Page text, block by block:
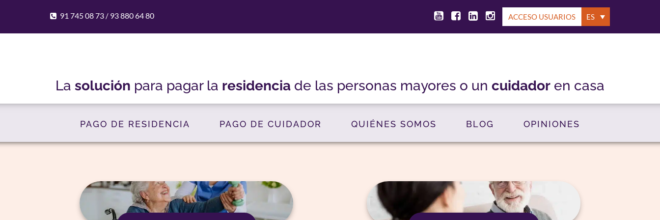
ES
ACCESO USUARIOS
91 745 08 73/ 93 880 64 80
La solución para pagar la residencia de las personas mayores o un cuidador en casa
PAGO DE RESIDENCIA PAGO DE CUIDADOR QUIÉNES SOMOS BLOG OPINIONES
Te anticipamos
hasta
Consigue unos